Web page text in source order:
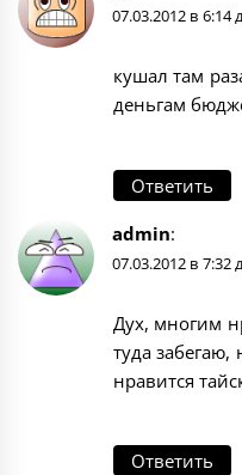
07.03.2012 в 6:14
кушал там
деньгам
Ответить
admin:
07.03.2012 в 7:32
Дух, многим
туда
нравится
Ответить